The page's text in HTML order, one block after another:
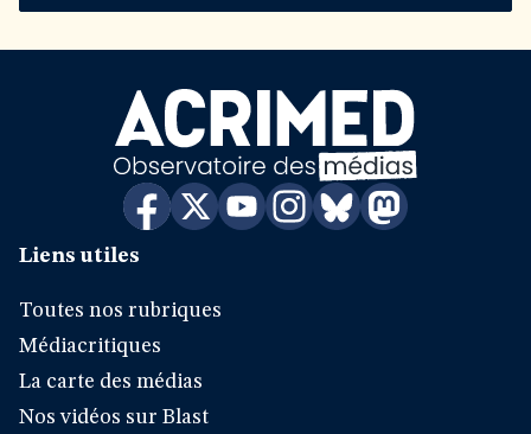
Liens utiles
Toutes nos rubriques
Médiacritiques
La carte des médias
Nos vidéos sur Blast